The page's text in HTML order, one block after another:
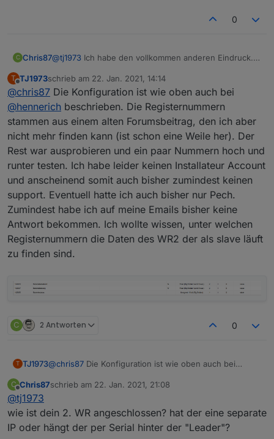
0
C Chris87@tj1973 Ich habe den vollkommen anderen Eindruck.
den Chat eine frage stelle bekomme ich eigentlich
sofort die Antwort. Habe bis jetzt einmal ein Issue
einstellen müssen, da mir die Dame im Chat nicht
helfen konnte.
könntest du kurz erklären wie du die Batteriedaten
gefunden hast? Nach welcher Doku und wie hast den
Modbus-adapter konfiguriert?
T
Offline
TJ1973schrieb am 22. Jan. 2021, 14:14
zuletzt editiert von
@chris87 Die Konfiguration ist wie oben auch bei
@hennerich beschrieben. Die Registernummern
stammen aus einem alten Forumsbeitrag, den ich aber
nicht mehr finden kann (ist schon eine Weile her). Der
Rest war ausprobieren und ein paar Nummern hoch und
runter testen. Ich habe leider keinen Installateur Account
und anscheinend somit auch bisher zumindest keinen
support. Eventuell hatte ich auch bisher nur Pech.
Zumindest habe ich auf meine Emails bisher keine
Antwort bekommen. Ich wollte wissen, unter welchen
Registernummern die Daten des WR2 der als slave läuft
zu finden sind.
C 2 Antworten 0
T TJ1973@chris87 Die Konfiguration ist wie oben auch bei
stammen aus einem alten Forumsbeitrag, den ich aber
Rest war ausprobieren und ein paar Nummern hoch
und runter testen. Ich habe leider keinen Installateur
Account und anscheinend somit auch bisher zumindest
C
Offline
Chris87schrieb am 22. Jan. 2021, 21:08
zuletzt editiert von
@tj1973
wie ist dein 2. WR angeschlossen? hat der eine separate
IP oder hängt der per Serial hinter der "Leader"?